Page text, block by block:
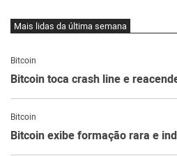
Mais lidas da última semana
Bitcoin
Bitcoin toca crash line e
Bitcoin
Bitcoin exibe formação rara e